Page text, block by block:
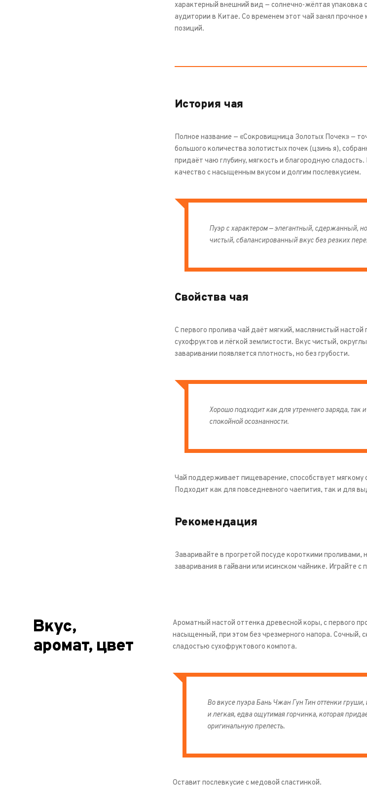
характерный внешний вид — солнечно-жёлтая упаковка
аудитории в Китае. Со временем этот чай занял
позиций.
История чая
Полное название — «Сокровищница Золотых Почек» —
большого количества золотистых почек (цзинь я),
придаёт чаю глубину, мягкость и благородную
качество с насыщенным вкусом и долгим послевкусием.
Пуэр с характером — элегантный, сдержанный,
чистый, сбалансированный вкус без резких
Свойства чая
С первого пролива чай даёт мягкий, маслянистый
сухофруктов и лёгкой землистости. Вкус чистый,
заваривании появляется плотность, но без грубости.
Хорошо подходит как для утреннего заряда, так
спокойной осознанности.
Чай поддерживает пищеварение, способствует
Подходит как для повседневного чаепития, так и для
Рекомендация
Заваривайте в прогретой посуде короткими
заваривания в гайвани или исинском чайнике. Играйте
Вкус,
аромат, цвет
Ароматный настой оттенка древесной коры, с первого
насыщенный, при этом без чрезмерного напора. Сочный,
сладостью сухофруктового компота.
Во вкусе пуэра Бань Чжан Гун Тин оттенки
и легкая, едва ощутимая горчинка, которая
оригинальную прелесть.
Оставит послевкусие с медовой сластинкой.